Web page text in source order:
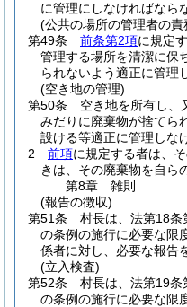
に管理にしなければなら
(公共の場所の管理者の責
第49条
前条第2項に規定
管理する場所を清潔に保
られないよう適正に管理
(空き地の管理)
第50条
空き地を所有し、
みだりに廃棄物が捨てら
設ける等適正に管理しな
2
前項に規定する者は、
きは、その廃棄物を自ら
第8章
雑則
(報告の徴収)
第51条
村長は、法第18条
の条例の施行に必要な限
係者に対し、必要な報告
(立入検査)
第52条
村長は、法第19条
の条例の施行に必要な限